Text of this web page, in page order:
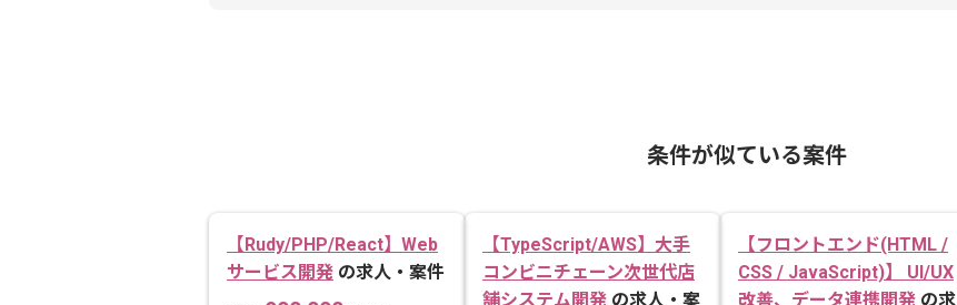
条件が似ている案件
【Rudy/PHP/React】Web
サービス開発 の求人・案件
【TypeScript/AWS】大手
コンビニチェーン次世代店
舗システム開発 の求人・案
【フロントエンド(HTML /
CSS / JavaScript)】 UI/UX
改善、データ連携開発 の求